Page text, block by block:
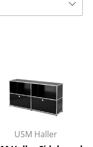
USM Haller